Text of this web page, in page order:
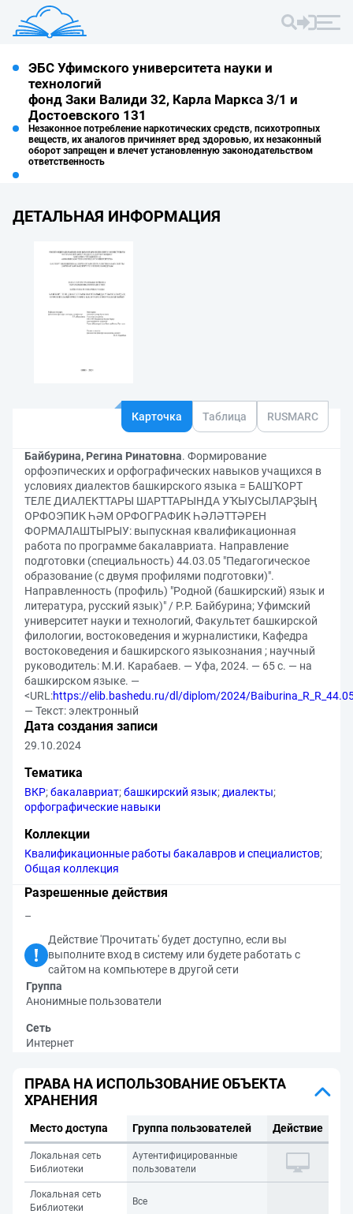
ЭБС Уфимского университета науки и
технологий
фонд Заки Валиди 32, Карла Маркса 3/1 и
Достоевского 131
Незаконное потребление наркотических средств, психотропных
веществ, их аналогов причиняет вред здоровью, их незаконный
оборот запрещен и влечет установленную законодательством
ответственность
ДЕТАЛЬНАЯ ИНФОРМАЦИЯ
Карточка Таблица RUSMARC
Байбурина, Регина Ринатовна. Формирование
орфоэпических и орфографических навыков учащихся в
условиях диалектов башкирского языка = БАШҠОРТ
ТЕЛЕ ДИАЛЕКТТАРЫ ШАРТТАРЫНДА УҠЫУСЫЛАРҘЫҢ
ОРФОЭПИК ҺӘМ ОРФОГРАФИК ҺӘЛӘТТӘРЕН
ФОРМАЛАШТЫРЫУ: выпускная квалификационная
работа по программе бакалавриата. Направление
подготовки (специальность) 44.03.05 "Педагогическое
образование (с двумя профилями подготовки)".
Направленность (профиль) "Родной (башкирский) язык и
литература, русский язык)" / Р.Р. Байбурина; Уфимский
университет науки и технологий, Факультет башкирской
филологии, востоковедения и журналистики, Кафедра
востоковедения и башкирского языкознания ; научный
руководитель: М.И. Карабаев. — Уфа, 2024. — 65 с. — на
башкирском языке. —
<URL:https://elib.bashedu.ru/dl/diplom/2024/
— Текст: электронный
Дата создания записи
29.10.2024
Тематика
ВКР;бакалавриат;башкирский язык; диалекты;
орфографические навыки
Коллекции
Квалификационные работы бакалавров и специалистов;
Общая коллекция
Разрешенные действия
–
Действие 'Прочитать' будет доступно, если вы
выполните вход в систему или будете работать с
сайтом на компьютере в другой сети
Группа
Анонимные пользователи
Сеть
Интернет
ПРАВА НА ИСПОЛЬЗОВАНИЕ ОБЪЕКТА
ХРАНЕНИЯ
Место доступа Группа пользователей Действие
Локальная сеть
Библиотеки
Аутентифицированные
пользователи
Локальная сеть
Библиотеки
Все